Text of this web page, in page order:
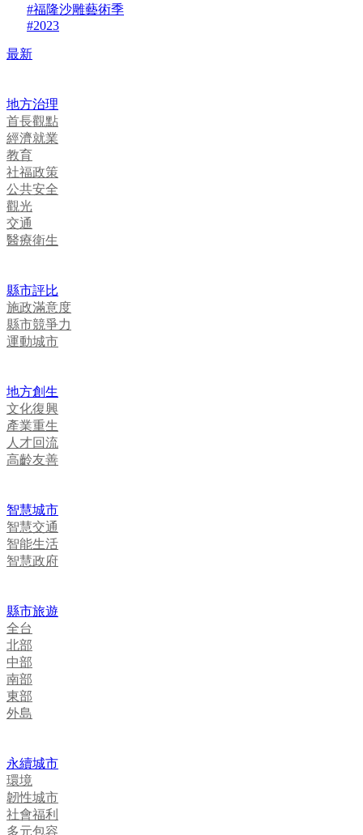
#福隆沙雕藝術季
#2023
最新
地方治理
首長觀點
經濟就業
教育
社福政策
公共安全
觀光
交通
醫療衛生
縣市評比
施政滿意度
縣市競爭力
運動城市
地方創生
文化復興
產業重生
人才回流
高齡友善
智慧城市
智慧交通
智能生活
智慧政府
縣市旅遊
全台
北部
中部
南部
東部
外島
永續城市
環境
韌性城市
社會福利
多元包容